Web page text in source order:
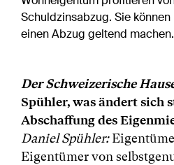
Schuldzinsabzug. Sie
einen Abzug geltend machen.
Der Schweizerische
Spühler, was ändert sich
Abschaffung des
Daniel Spühler:
Eigentümer von